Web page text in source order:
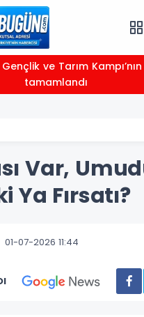
tamamlandı
Var,
Ya Fırsatı?
01-07-2026 11:44